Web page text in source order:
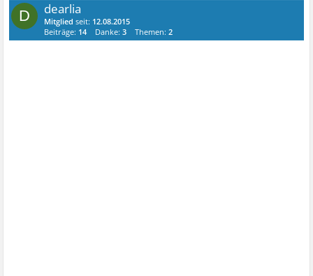
D dearlia
Mitglied seit: 12.08.2015
Beiträge: 14 Danke:3 Themen:2